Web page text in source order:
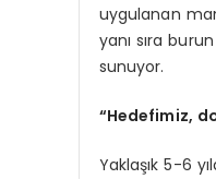
uygulanan
yanı sıra
sunuyor.
“Hedefimiz,
Yaklaşık 5-6